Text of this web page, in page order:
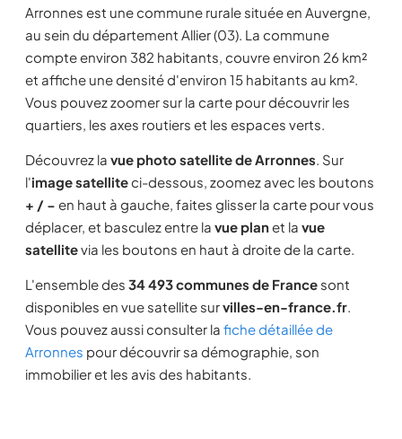
Arronnes est une commune rurale située en Auvergne,
au sein du département Allier (03). La commune
compte environ 382 habitants, couvre environ 26 km²
et affiche une densité d'environ 15 habitants au km².
Vous pouvez zoomer sur la carte pour découvrir les
quartiers, les axes routiers et les espaces verts.
Découvrez la vue photo satellite de Arronnes. Sur
l'image satelliteci-dessous, zoomez avec les boutons
+ / − en haut à gauche, faites glisser la carte pour vous
déplacer, et basculez entre la vue planet la vue
satellitevia les boutons en haut à droite de la carte.
L'ensemble des 34 493 communes de France sont
disponibles en vue satellite survilles-en-france.fr.
Vous pouvez aussi consulter la fiche détaillée de
Arronnes pour découvrir sa démographie, son
immobilier et les avis des habitants.